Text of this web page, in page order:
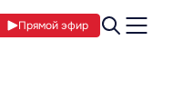
Прямой эфир